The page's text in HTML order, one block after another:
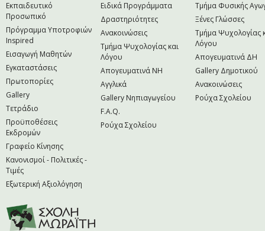
Εκπαιδευτικό
Προσωπικό
Πρόγραμμα Υποτροφιών
Inspired
Εισαγωγή Μαθητών
Εγκαταστάσεις
Πρωτοπορίες
Gallery
Τετράδιο
Προϋποθέσεις
Εκδρομών
Γραφείο Κίνησης
Κανονισμοί - Πολιτικές -
Τιμές
Εξωτερική Αξιολόγηση
Ειδικά Προγράμματα
Δραστηριότητες
Ανακοινώσεις
Τμήμα Ψυχολογίας και
Λόγου
Απογευματινά NH
Αγγλικά
Gallery Νηπιαγωγείου
F.A.Q.
Ρούχα Σχολείου
Τμήμα Φυσικής
Ξένες Γλώσσες
Τμήμα Ψυχολογίας
Λόγου
Απογευματινά ΔΗ
Gallery Δημοτικού
Ανακοινώσεις
Ρούχα Σχολείου